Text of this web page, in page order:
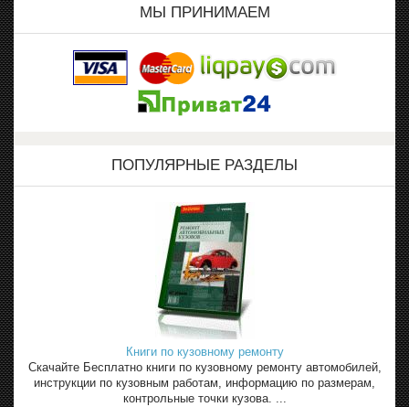
МЫ ПРИНИМАЕМ
ПОПУЛЯРНЫЕ РАЗДЕЛЫ
Книги по кузовному ремонту
Скачайте Бесплатно книги по кузовному ремонту автомобилей,
инструкции по кузовным работам, информацию по размерам,
контрольные точки кузова. ...